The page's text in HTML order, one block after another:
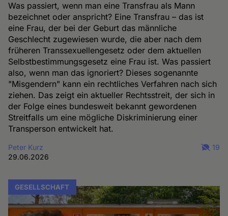
Was passiert, wenn man eine Transfrau als Mann
bezeichnet oder anspricht? Eine Transfrau – das ist
eine Frau, der bei der Geburt das männliche
Geschlecht zugewiesen wurde, die aber nach dem
früheren Transsexuellengesetz oder dem aktuellen
Selbstbestimmungsgesetz eine Frau ist. Was passiert
also, wenn man das ignoriert? Dieses sogenannte
"Misgendern" kann ein rechtliches Verfahren nach sich
ziehen. Das zeigt ein aktueller Rechtsstreit, der sich in
der Folge eines bundesweit bekannt gewordenen
Streitfalls um eine mögliche Diskriminierung einer
Transperson entwickelt hat.
Peter Kurz
29.06.2026
19
GESELLSCHAFT